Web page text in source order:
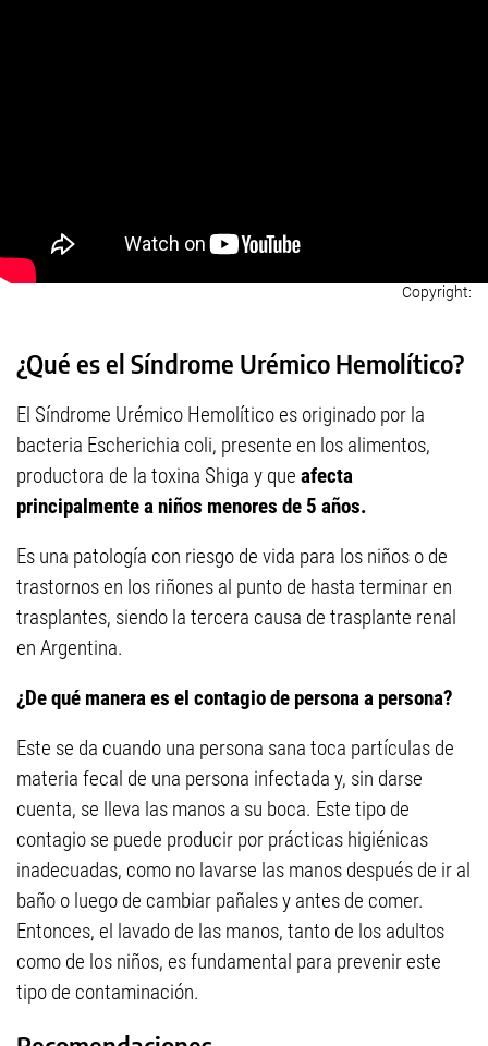
¿Qué es el Síndrome Urémico Hemolítico?
El Síndrome Urémico Hemolítico es originado por la
bacteria Escherichia coli, presente en los alimentos,
productora de la toxina Shiga y que afecta
principalmente a niños menores de 5 años.
Es una patología con riesgo de vida para los niños o de
trastornos en los riñones al punto de hasta terminar en
trasplantes, siendo la tercera causa de trasplante renal
en Argentina.
¿De qué manera es el contagio de persona a persona?
Este se da cuando una persona sana toca partículas de
materia fecal de una persona infectada y, sin darse
cuenta, se lleva las manos a su boca. Este tipo de
contagio se puede producir por prácticas higiénicas
inadecuadas, como no lavarse las manos después de ir al
baño o luego de cambiar pañales y antes de comer.
Entonces, el lavado de las manos, tanto de los adultos
como de los niños, es fundamental para prevenir este
tipo de contaminación.